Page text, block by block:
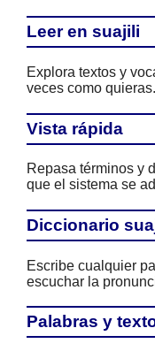
Leer en suajili
Explora textos y
veces como quieras.
Vista rápida
Repasa términos y
que el sistema se
Diccionario
Escribe cualquier
escuchar la
Palabras y